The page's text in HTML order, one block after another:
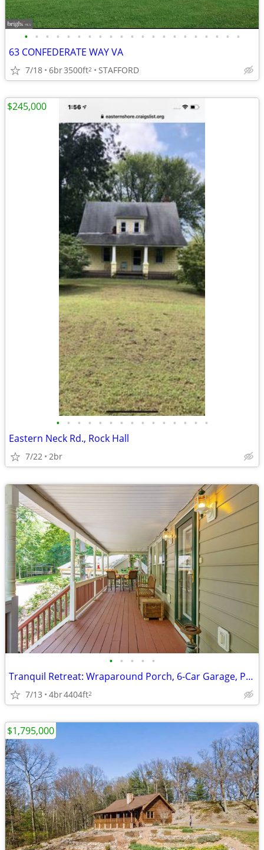
• • • • • • • • • • • • • • • • • • • • •
63 CONFEDERATE WAY VA
7/18 6br3500ft2 STAFFORD
• • • • • • • • • • • • • • •
Eastern Neck Rd., Rock Hall
7/22 2br
$245,000
• • • • •
Tranquil Retreat: Wraparound Porch, 6-Car Garage, Private Cabin
7/13 4br4404ft2
$1,795,000